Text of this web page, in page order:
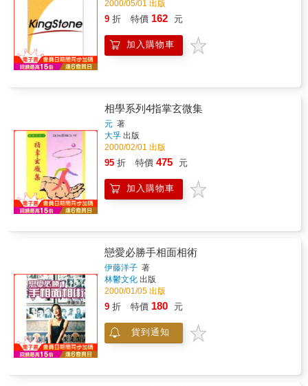
2000/05/01 出版
9 折 特價 162 元
加入購物車
相學系列4指掌玄微集
元 著
大孚 出版
2000/02/01 出版
95 折 特價 475 元
加入購物車
戀愛必勝手相面相術
伊藤洋子 著
林鬱文化 出版
2000/01/05 出版
9 折 特價 180 元
貨到通知